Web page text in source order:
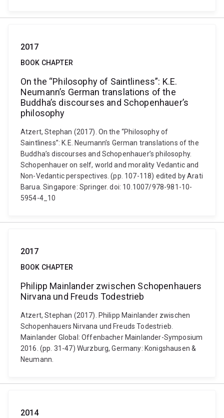
2017
BOOK CHAPTER
On the “Philosophy of Saintliness”: K.E.
Neumann’s German translations of the
Buddha’s discourses and Schopenhauer’s
philosophy
Atzert, Stephan (2017). On the “Philosophy of
Saintliness”: K.E. Neumann’s German translations of the
Buddha’s discourses and Schopenhauer’s philosophy.
Schopenhauer on self, world and morality Vedantic and
Non-Vedantic perspectives. (pp. 107-118) edited by Arati
Barua. Singapore: Springer. doi: 10.1007/978-981-10-
5954-4_10
2017
BOOK CHAPTER
Philipp Mainlander zwischen Schopenhauers
Nirvana und Freuds Todestrieb
Atzert, Stephan (2017). Philipp Mainlander zwischen
Schopenhauers Nirvana und Freuds Todestrieb.
Mainlander Global: Offenbacher Mainlander-Symposium
2016. (pp. 31-47) Wurzburg, Germany: Konigshausen &
Neumann.
2014